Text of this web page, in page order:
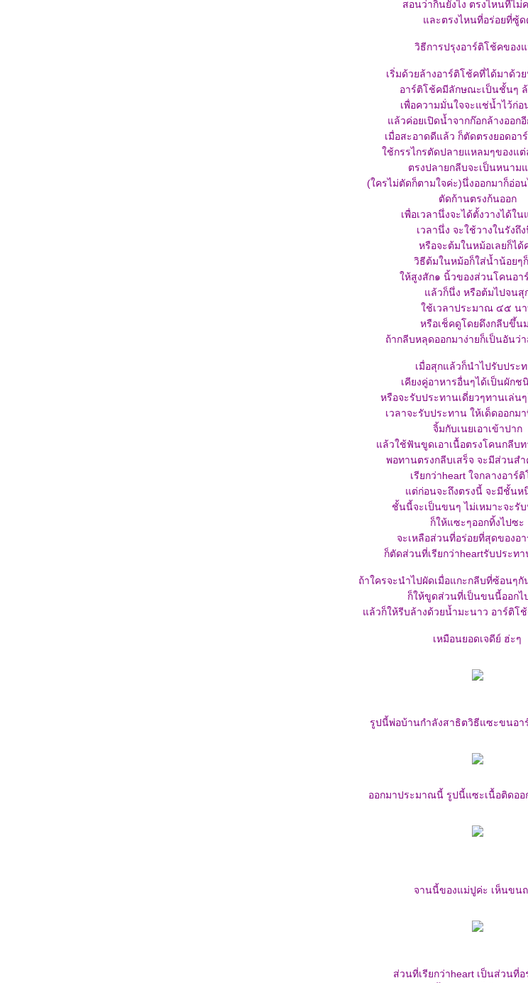
สอนว่ากินยังไง ตรงไหนที่ไม่
ละตรงไหนที่อร่อยที่ซู้ด
วิธีการปรุงอาร์ติโช้คของ
เริ่มด้วยล้างอาร์ติโช้คที่ได้มาด้ว
อาร์ติโช้คมีลักษณะเป็นชั้นๆ ล้
เพื่อความมั่นใจจะแช่น้ำไว้ก่อ
ล้วค่อยเปิดน้ำจากก๊อกล้างออกอี
เมื่อสะอาดดีแล้ว ก็ตัดตรงยอดอา
ช้กรรไกรตัดปลายแหลมๆของแต่
ตรงปลายกลีบจะเป็นหนาม
(ใครไม่ตัดก็ตามใจค่ะ)นึ่งออกมาก็อ่อ
ตัดก้านตรงก้นออก
เพื่อเวลานึ่งจะได้ตั้งวางได้ใน
เวลานึ่ง จะใช้วางในรังถึง
หรือจะต้มในหม้อเลยก็ได้
วิธีต้มในหม้อก็ใส่น้ำน้อยๆ
ห้สูงสัก๑ นิ้วของส่วนโคนอา
ล้วก็นึ่ง หรือต้มไปจนสุ
ช้เวลาประมาณ ๔๕ น
หรือเช็คดูโดยดึงกลีบขึ้น
ถ้ากลีบหลุดออกมาง่ายก็เป็นอันว่
เมื่อสุกแล้วก็นำไปรับประ
เคียงคู่อาหารอื่นๆได้เป็นผักช
หรือจะรับประทานเดี่ยวๆทานเล่น
เวลาจะรับประทาน ให้เด็ดออกม
จิ้มกับเนยเอาเข้าปาก
ล้วใช้ฟันขูดเอาเนื้อตรงโคนกลีบท
พอทานตรงกลีบเสร็จ จะมีส่วนส
เรียกว่าheart ใจกลางอาร์
ต่ก่อนจะถึงตรงนี้ จะมีชั้นห
ชั้นนี้จะเป็นขนๆ ไม่เหมาะจะรั
ก็ให้แซะๆออกทิ้งไปซะ
จะเหลือส่วนที่อร่อยที่สุดของอ
ก็ตัดส่วนที่เรียกว่าheartรับประทา
ถ้าใครจะนำไปผัดเมื่อแกะกลีบที่ซ้อนๆ
ก็ให้ขูดส่วนที่เป็นขนนี้ออก
ล้วก็ให้รีบล้างด้วยน้ำมะนาว อาร์ติโช้
เหมือนยอดเจดีย์ ฮ่ะๆ
รูปนี้พ่อบ้านกำลังสาธิตวิธีแซะขนอา
ออกมาประมาณนี้ รูปนี้แซะเนื้อติดออ
จานนี้ของแม่ปูค่ะ เห็นขน
ส่วนที่เรียกว่าheart เป็นส่วนที่